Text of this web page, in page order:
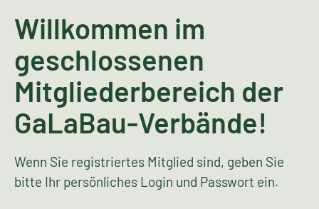
Willkommen im
geschlossenen
Mitgliederbereich der
GaLaBau-Verbände!
Wenn Sie registriertes Mitglied sind, geben Sie
bitte Ihr persönliches Login und Passwort ein.